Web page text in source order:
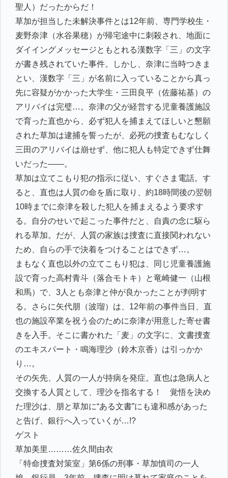
聖人）だったからだ！
草加が担当した未解決事件とは12年前、専門学校生・
麦野奈津（水谷果穂）が帰宅途中に刺殺され、地面に
ダイイングメッセージともとれる漢数字「三」の文字
が書き残されていた事件。しかし、奈津に当時つきま
とい、漢数字「三」が名前に入っていることから真っ
先に容疑がかかった大学生・三田良平（佐藤祐基）の
アリバイは完璧…。奈津の父が経営する児童養護施設
で育った直也から、必ず犯人を捕まえてほしいと懇願
された草加は逮捕を誓ったが、必死の捜査もむなしく
三田のアリバイは崩せず、他に犯人も特定できず仕舞
いだった――。
草加は立てこもり犯の指示に従い、すぐさま電話。す
ると、直也は人質の命を盾に取り、約18時間後の翌朝
10時までに奈津を殺した犯人を捕まえるよう要求す
る。自分のせいで起こった事件だと、自責の念に駆ら
れる草加。だが、人質の家族は捜査に直接関われない
ため、自らの手で決着をつけることはできず…。
まもなく直也以外の立てこもり犯は、同じ児童養護施
設で育った高村青斗（落合モトキ）と竜崎健一（山根
和馬）で、3人とも奈津と仲が良かったことが判明す
る。さらに矢代朋（波瑠）は、12年前の事件当日、直
也の施設卒業を祝う会のために奈津が用意した寄せ書
きを入手。そこに書かれた「麦」の文字に、文書捜査
のエキスパート・鳴海理沙（鈴木京香）は引っかか
り…。
その矢先、人質の一人が持病を発症。直也は急病人と
交換する人質として、理沙を指名する！ 覚悟を決め
た理沙は、朋と草加に“ある文書”にも違和感があった
と告げ、銀行へ入っていくが…!?
ゲスト
草加美里………佐久間由衣
「特命捜査対策室」第6係の刑事・草加慎司の一人